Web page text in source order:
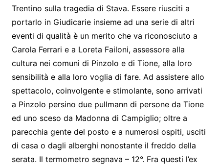
Trentino sulla tragedia di Stava. Essere riusciti a
portarlo in Giudicarie insieme ad una serie di altri
eventi di qualità è un merito che va riconosciuto a
Carola Ferrari e a Loreta Failoni, assessore alla
cultura nei comuni di Pinzolo e di Tione, alla loro
sensibilità e alla loro voglia di fare. Ad assistere allo
spettacolo, coinvolgente e stimolante, sono arrivati
a Pinzolo persino due pullmann di persone da Tione
ed uno sceso da Madonna di Campiglio; oltre a
parecchia gente del posto e a numerosi ospiti, usciti
di casa o dagli alberghi nonostante il freddo della
serata. Il termometro segnava – 12°. Fra questi l’ex